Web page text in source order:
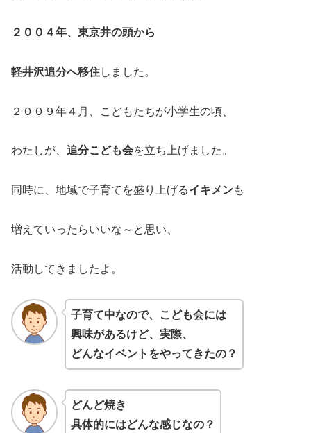
２００４年、東京井の頭から
軽井沢追分へ移住しました。
２００９年４月、こどもたちが小学生の頃、
わたしが、 追分こども会を立ち上げました。
同時に、地域で子育てを盛り上げるイキメンも
増えていったらいいな～と思い、
活動してきましたよ。
子育て中なので、こども会には
興味があるけど、実際、
どんなイベントをやってきたの？
どんど焼き
具体的にはどんな感じなの？